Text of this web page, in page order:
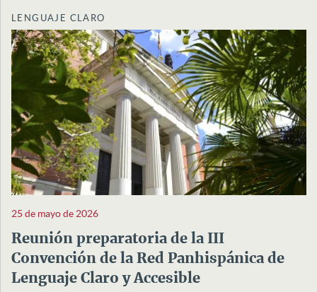
LENGUAJE CLARO
25 de mayo de 2026
Reunión preparatoria de la III
Convención de la Red Panhispánica de
Lenguaje Claro y Accesible